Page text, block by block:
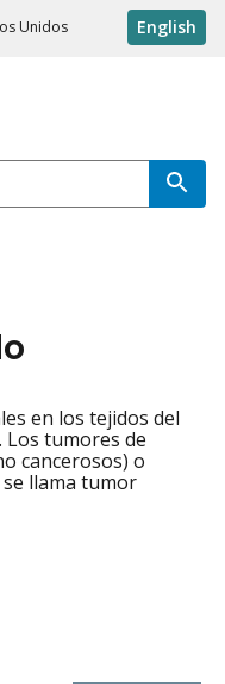
Unidos English
en los tejidos del
Los tumores de
cancerosos) o
llama tumor